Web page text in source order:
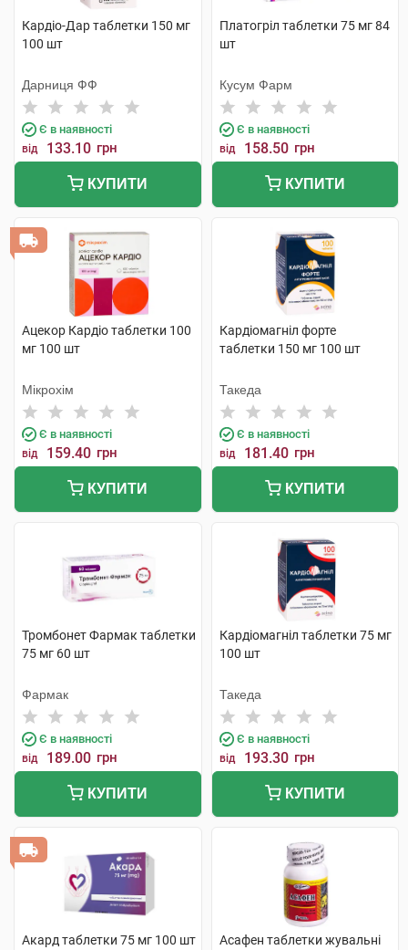
Кардіо-Дар таблетки 150 мг
100 шт
Дарниця ФФ
Є в наявності
від 133.10 грн
КУПИТИ
Платогріл таблетки 75 мг 84
шт
Кусум Фарм
Є в наявності
від 158.50 грн
КУПИТИ
Ацекор Кардіо таблетки 100
мг 100 шт
Мікрохім
Є в наявності
від 159.40 грн
КУПИТИ
Кардіомагніл форте
таблетки 150 мг 100 шт
Такеда
Є в наявності
від 181.40 грн
КУПИТИ
Тромбонет Фармак таблетки
75 мг 60 шт
Фармак
Є в наявності
від 189.00 грн
КУПИТИ
Кардіомагніл таблетки 75 мг
100 шт
Такеда
Є в наявності
від 193.30 грн
КУПИТИ
Акард таблетки 75 мг 100 шт
Асафен таблетки жувальні